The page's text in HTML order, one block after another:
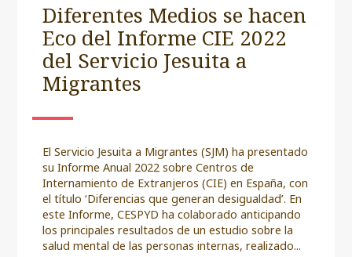
Diferentes Medios se hacen
Eco del Informe CIE 2022
del Servicio Jesuita a
Migrantes
El Servicio Jesuita a Migrantes (SJM) ha presentado
su Informe Anual 2022 sobre Centros de
Internamiento de Extranjeros (CIE) en España, con
el título ‘Diferencias que generan desigualdad’. En
este Informe, CESPYD ha colaborado anticipando
los principales resultados de un estudio sobre la
salud mental de las personas internas, realizado...